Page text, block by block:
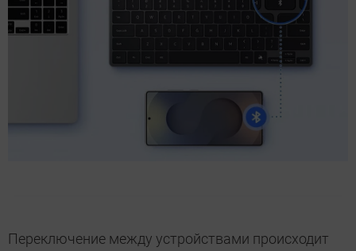
Переключение между устройствами происходит